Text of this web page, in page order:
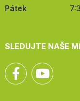
Pátek
SLEDUJTE NAŠE
Facebook